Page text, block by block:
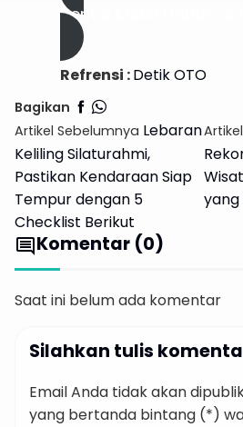
Rental Mobil Harian di
Refrensi :Detik OTO
Bagikan
Artikel Sebelumnya Lebaran
Keliling Silaturahmi,
Pastikan Kendaraan Siap
Tempur dengan 5
Checklist Berikut
yang
commentKomentar (0)
Saat ini belum ada komentar
Silahkan tulis
Email Anda tidak akan
yang bertanda bintang (*)